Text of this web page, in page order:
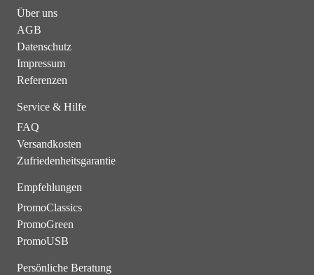
Über uns
AGB
Datenschutz
Impressum
Referenzen
Service & Hilfe
FAQ
Versandkosten
Zufriedenheitsgarantie
Empfehlungen
PromoClassics
PromoGreen
PromoUSB
Persönliche Beratung